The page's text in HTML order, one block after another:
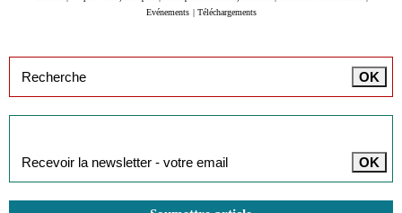
Evénements | Téléchargements